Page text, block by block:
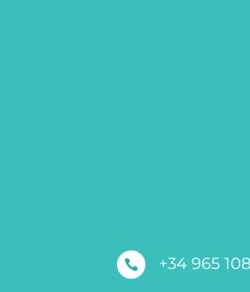
 +34 965